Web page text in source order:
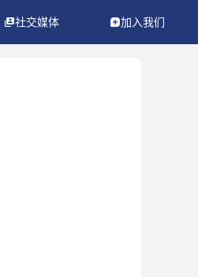
社交媒体 加入我们